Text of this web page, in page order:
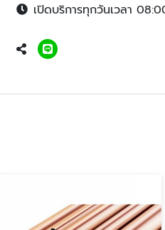
เปิดบริการทุกวันเวลา